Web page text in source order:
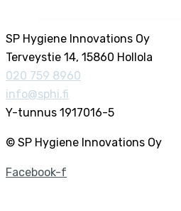
SP Hygiene Innovations Oy
Terveystie 14, 15860 Hollola
020 759 8960
info@sphi.fi
Y-tunnus 1917016-5
© SP Hygiene Innovations Oy
Facebook-f